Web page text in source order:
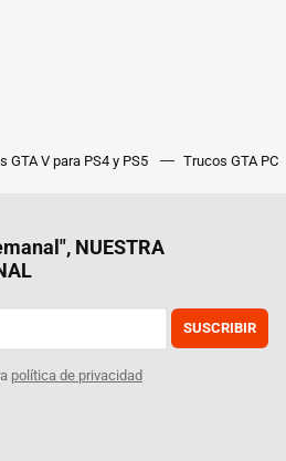
GTA V para PS4 y PS5 Trucos GTA PC
NUESTRA
SUSCRIBIR
política de privacidad